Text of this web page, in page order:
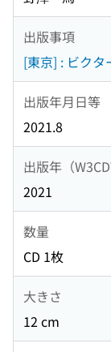
出版事項
[東京] : ビクタ
出版年月日等
2021.8
出版年（
2021
数量
CD 1枚
大きさ
12 cm